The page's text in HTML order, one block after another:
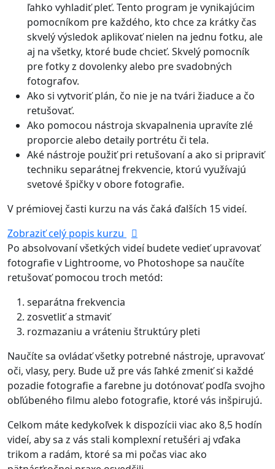
ľahko vyhladiť pleť. Tento program je vynikajúcim
pomocníkom pre každého, kto chce za krátky čas
skvelý výsledok aplikovať nielen na jednu fotku, ale
aj na všetky, ktoré bude chcieť. Skvelý pomocník
pre fotky z dovolenky alebo pre svadobných
fotografov.
Ako si vytvoriť plán, čo nie je na tvári žiaduce a čo
retušovať.
Ako pomocou nástroja skvapalnenia upravíte zlé
proporcie alebo detaily portrétu či tela.
Aké nástroje použiť pri retušovaní a ako si pripraviť
techniku separátnej frekvencie, ktorú využívajú
svetové špičky v obore fotografie.
V prémiovej časti kurzu na vás čaká ďalších 15 videí.
Zobraziť celý popis kurzu
Po absolvovaní všetkých videí budete vedieť upravovať
fotografie v Lightroome, vo Photoshope sa naučíte
retušovať pomocou troch metód:
separátna frekvencia
zosvetliť a stmaviť
rozmazaniu a vráteniu štruktúry pleti
Naučíte sa ovládať všetky potrebné nástroje, upravovať
oči, vlasy, pery. Bude už pre vás ľahké zmeniť si každé
pozadie fotografie a farebne ju dotónovať podľa svojho
obľúbeného filmu alebo fotografie, ktoré vás inšpirujú.
Celkom máte kedykoľvek k dispozícii viac ako 8,5 hodín
videí, aby sa z vás stali komplexní retušéri aj vďaka
trikom a radám, ktoré sa mi počas viac ako